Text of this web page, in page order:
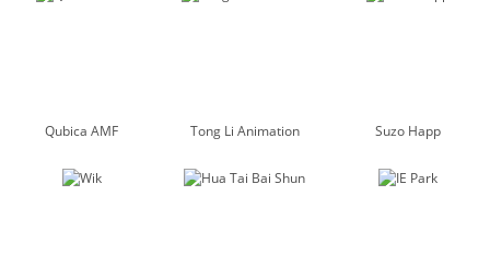
Qubica AMF Tong Li Animation Suzo Happ